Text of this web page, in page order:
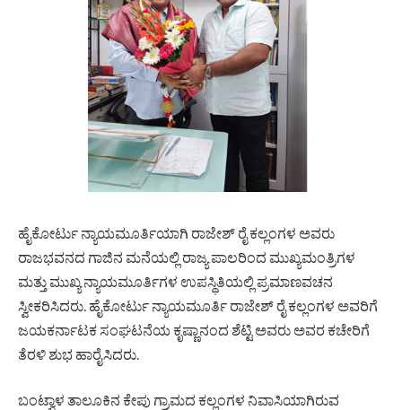
ಹೈಕೋರ್ಟು ನ್ಯಾಯಮೂರ್ತಿಯಾಗಿ ರಾಜೇಶ್ ರೈ ಕಲ್ಲಂಗಳ ಅವರು
ರಾಜಭವನದ ಗಾಜಿನ ಮನೆಯಲ್ಲಿ ರಾಜ್ಯ ಪಾಲರಿಂದ ಮುಖ್ಯಮಂತ್ರಿಗಳ
ಮತ್ತು ಮುಖ್ಯ ನ್ಯಾಯಮೂರ್ತಿಗಳ ಉಪಸ್ಥಿತಿಯಲ್ಲಿ ಪ್ರಮಾಣವಚನ
ಸ್ವೀಕರಿಸಿದರು. ಹೈಕೋರ್ಟು ನ್ಯಾಯಮೂರ್ತಿ ರಾಜೇಶ್ ರೈ ಕಲ್ಲಂಗಳ ಅವರಿಗೆ
ಜಯಕರ್ನಾಟಕ ಸಂಘಟನೆಯ ಕೃಷ್ಣಾನಂದ ಶೆಟ್ಟಿ ಅವರು ಅವರ ಕಚೇರಿಗೆ
ತೆರಳಿ ಶುಭ ಹಾರೈಸಿದರು.
ಬಂಟ್ವಾಳ ತಾಲೂಕಿನ ಕೇಪು ಗ್ರಾಮದ ಕಲ್ಲಂಗಳ ನಿವಾಸಿಯಾಗಿರುವ